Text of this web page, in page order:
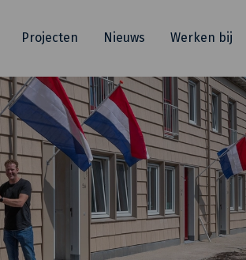
Projecten Nieuws Werken bij